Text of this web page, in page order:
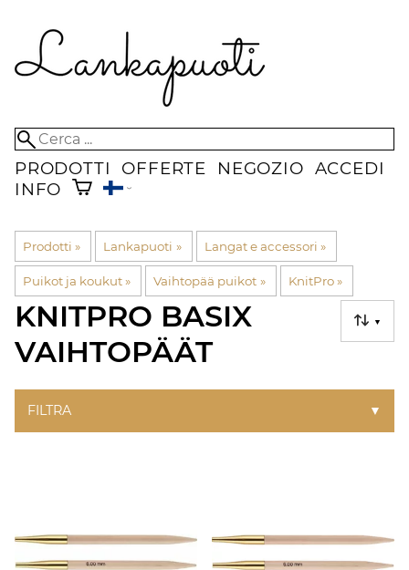
PRODOTTI OFFERTE NEGOZIO ACCEDI
INFO
Prodotti ‪» Lankapuoti ‪» Langat e accessori ‪»
Puikot ja koukut‪» Vaihtopää puikot ‪» KnitPro ‪»
▼
KNITPRO BASIX
VAIHTOPÄÄT
FILTRA ▼